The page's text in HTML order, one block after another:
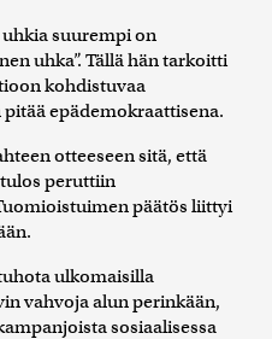
suurempi on
uhka”. Tällä hän tarkoitti
kohdistuvaa
epädemokraattisena.
otteeseen sitä, että
peruttiin
päätös liittyi
ulkomaisilla
vahvoja alun perinkään,
sosiaalisessa